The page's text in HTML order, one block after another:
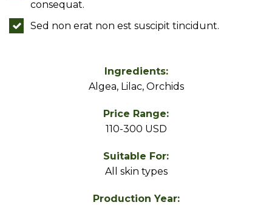
consequat.
Sed non erat non est suscipit tincidunt.
Ingredients:
Algea, Lilac, Orchids
Price Range:
110-300 USD
Suitable For:
All skin types
Production Year: